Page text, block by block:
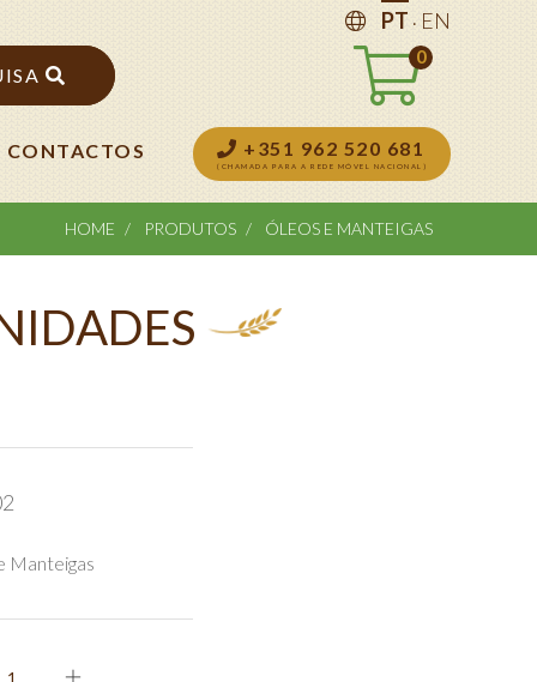
PT . EN
0
CONTACTOS +351 962 520 681
(CHAMADA PARA A REDE MÓVEL NACIONAL)
HOME PRODUTOS ÓLEOS E MANTEIGAS
Manteigas